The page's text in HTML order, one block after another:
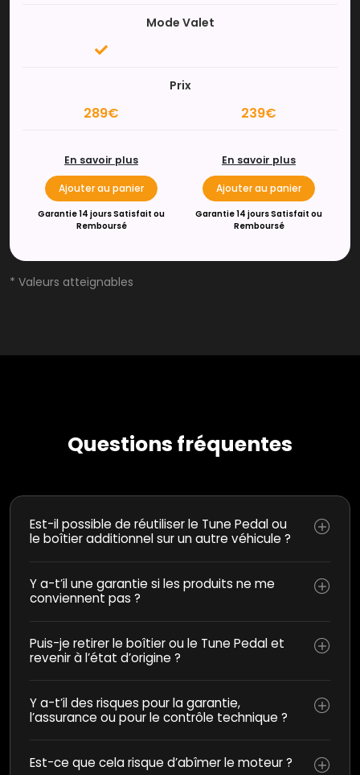
Mode Valet
Prix
289€ 239€
En savoir plus
Ajouter au panier
Garantie 14 jours Satisfait ou
Remboursé
En savoir plus
Ajouter au panier
Garantie 14 jours Satisfait ou
Remboursé
* Valeurs atteignables
Questions fréquentes
Est-il possible de réutiliser le Tune Pedal ou
le boîtier additionnel sur un autre véhicule ?
Y a-t’il une garantie si les produits ne me
conviennent pas ?
Puis-je retirer le boîtier ou le Tune Pedal et
revenir à l’état d’origine ?
Y a-t’il des risques pour la garantie,
l’assurance ou pour le contrôle technique ?
Est-ce que cela risque d’abîmer le moteur ?